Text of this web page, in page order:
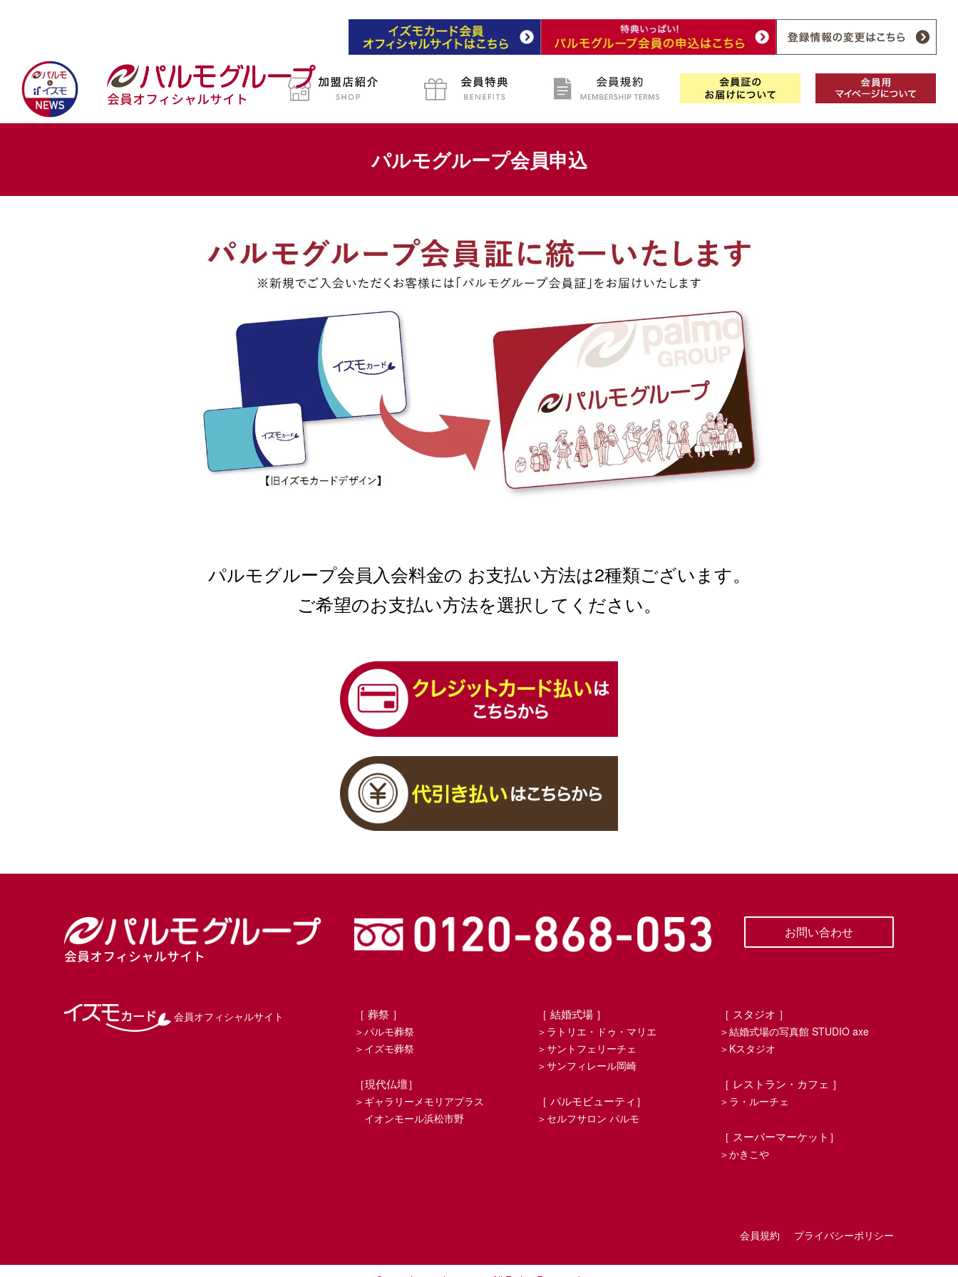
会員オフィシャルサイト
パルモグループ会員申込
パルモグループ会員入会料金の お支払い方法は2種類ございます。
ご希望のお支払い方法を選択してください。
会員オフィシャルサイト
お問い合わせ
会員オフィシャルサイト ［ 葬祭 ］
＞パルモ葬祭
＞イズモ葬祭
［現代仏壇］
＞ギャラリーメモリアプラス
イオンモール浜松市野
［ 結婚式場 ］
＞ラトリエ・ドゥ・マリエ
＞サントフェリーチェ
＞サンフィレール岡崎
［ パルモビューティ］
＞セルフサロン パルモ
［ スタジオ ］
＞結婚式場の写真館 STUDIO axe
＞Kスタジオ
［ レストラン・カフェ ］
＞ラ・ルーチェ
［ スーパーマーケット］
＞かきこや
会員規約 プライバシーポリシー